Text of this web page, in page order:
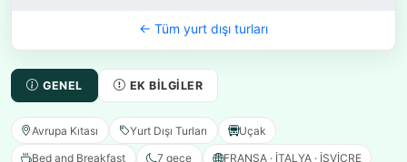
← Tüm yurt dışı turları
GENEL EK BILGILER
Avrupa Kıtası Yurt Dışı Turları Uçak
Bed and Breakfast 7 gece FRANSA · İTALYA · İSVİÇRE